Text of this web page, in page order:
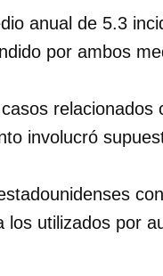
anual de 5.3
por ambos
relacionados
involucró
utilizados por